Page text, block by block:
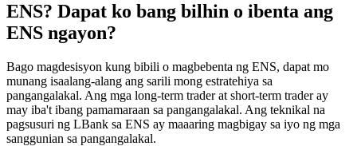
ENS? Dapat ko bang bilhin o ibenta ang
ENS ngayon?
Bago magdesisyon kung bibili o magbebenta ng ENS, dapat mo
munang isaalang-alang ang sarili mong estratehiya sa
pangangalakal. Ang mga long-term trader at short-term trader ay
may iba't ibang pamamaraan sa pangangalakal. Ang teknikal na
pagsusuri ng LBank sa ENS ay maaaring magbigay sa iyo ng mga
sanggunian sa pangangalakal.